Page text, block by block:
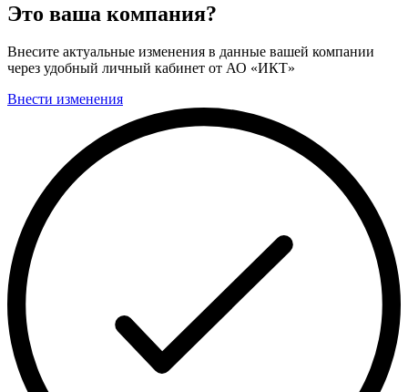
Это ваша компания?
Внесите актуальные изменения в данные вашей компании
через удобный личный кабинет от АО «ИКТ»
Внести изменения